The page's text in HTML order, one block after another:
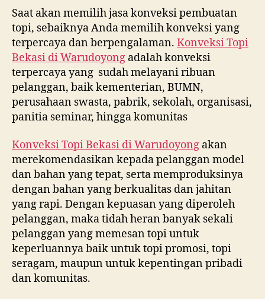
0815
995
6854
Saat akan memilih jasa konveksi pembuatan
topi, sebaiknya Anda memilih konveksi yang
terpercaya dan berpengalaman. Konveksi Topi
Bekasi diWarudoyong adalah konveksi
terpercaya yang sudah melayani ribuan
pelanggan, baik kementerian, BUMN,
perusahaan swasta, pabrik, sekolah, organisasi,
panitia seminar, hingga komunitas
Konveksi Topi Bekasi diWarudoyong akan
merekomendasikan kepada pelanggan model
dan bahan yang tepat, serta memproduksinya
dengan bahan yang berkualitas dan jahitan
yang rapi. Dengan kepuasan yang diperoleh
pelanggan, maka tidah heran banyak sekali
pelanggan yang memesan topi untuk
keperluannya baik untuk topi promosi, topi
seragam, maupun untuk kepentingan pribadi
dan komunitas.